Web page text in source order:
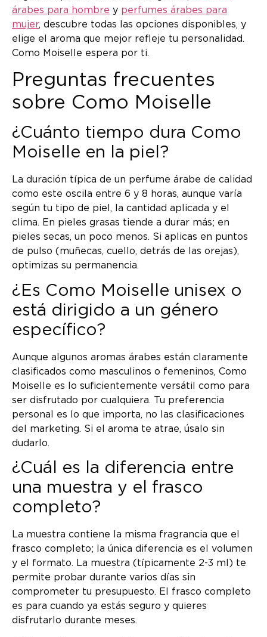
árabes para hombre y perfumes árabes para
mujer, descubre todas las opciones disponibles, y
elige el aroma que mejor refleje tu personalidad.
Como Moiselle espera por ti.
Preguntas frecuentes
sobre Como Moiselle
¿Cuánto tiempo dura Como
Moiselle en la piel?
La duración típica de un perfume árabe de calidad
como este oscila entre 6 y 8 horas, aunque varía
según tu tipo de piel, la cantidad aplicada y el
clima. En pieles grasas tiende a durar más; en
pieles secas, un poco menos. Si aplicas en puntos
de pulso (muñecas, cuello, detrás de las orejas),
optimizas su permanencia.
¿Es Como Moiselle unisex o
está dirigido a un género
específico?
Aunque algunos aromas árabes están claramente
clasificados como masculinos o femeninos, Como
Moiselle es lo suficientemente versátil como para
ser disfrutado por cualquiera. Tu preferencia
personal es lo que importa, no las clasificaciones
del marketing. Si el aroma te atrae, úsalo sin
dudarlo.
¿Cuál es la diferencia entre
una muestra y el frasco
completo?
La muestra contiene la misma fragrancia que el
frasco completo; la única diferencia es el volumen
y el formato. La muestra (típicamente 2-3 ml) te
permite probar durante varios días sin
comprometer tu presupuesto. El frasco completo
es para cuando ya estás seguro y quieres
disfrutarlo durante meses.